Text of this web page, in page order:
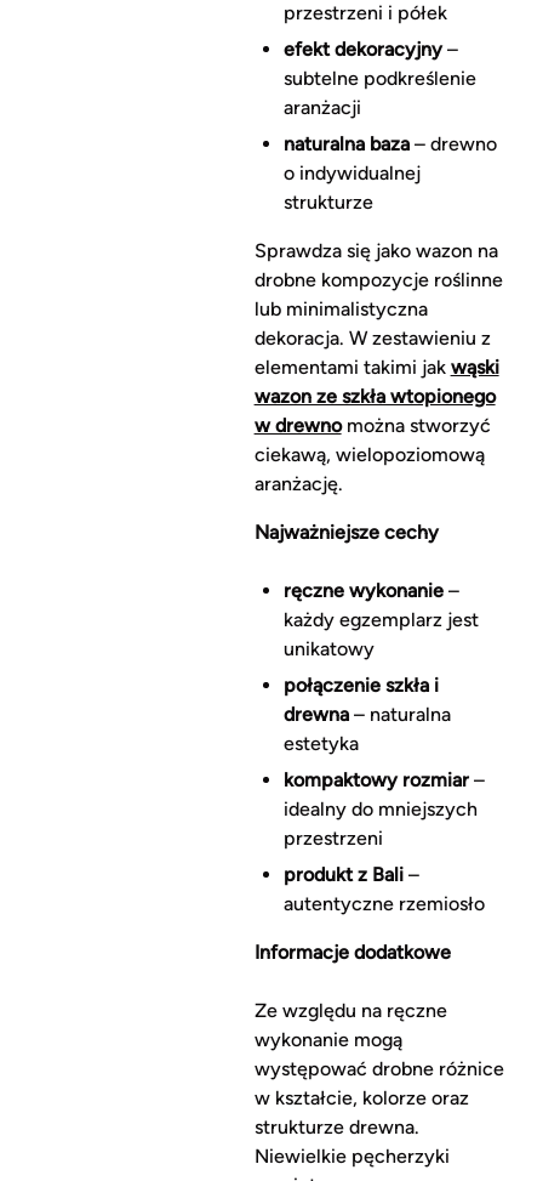
przestrzeni i półek
efekt dekoracyjny–
subtelne podkreślenie
aranżacji
naturalna baza– drewno
o indywidualnej
strukturze
Sprawdza się jako wazon na
drobne kompozycje roślinne
lub minimalistyczna
dekoracja. W zestawieniu z
elementami takimi jak wąski
wazon ze szkła wtopionego
w drewnomożna stworzyć
ciekawą, wielopoziomową
aranżację.
Najważniejsze cechy
ręczne wykonanie–
każdy egzemplarz jest
unikatowy
połączenie szkła i
drewna– naturalna
estetyka
kompaktowy rozmiar–
idealny do mniejszych
przestrzeni
produkt z Bali–
autentyczne rzemiosło
Informacje dodatkowe
Ze względu na ręczne
wykonanie mogą
występować drobne różnice
w kształcie, kolorze oraz
strukturze drewna.
Niewielkie pęcherzyki